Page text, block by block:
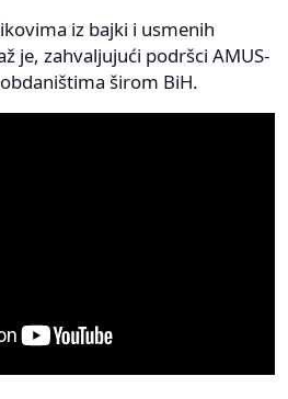
iz bajki i usmenih
je, zahvaljujući podršci AMUS-
širom BiH.